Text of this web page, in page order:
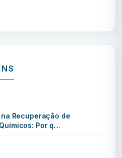
Recuperação de
Por q…